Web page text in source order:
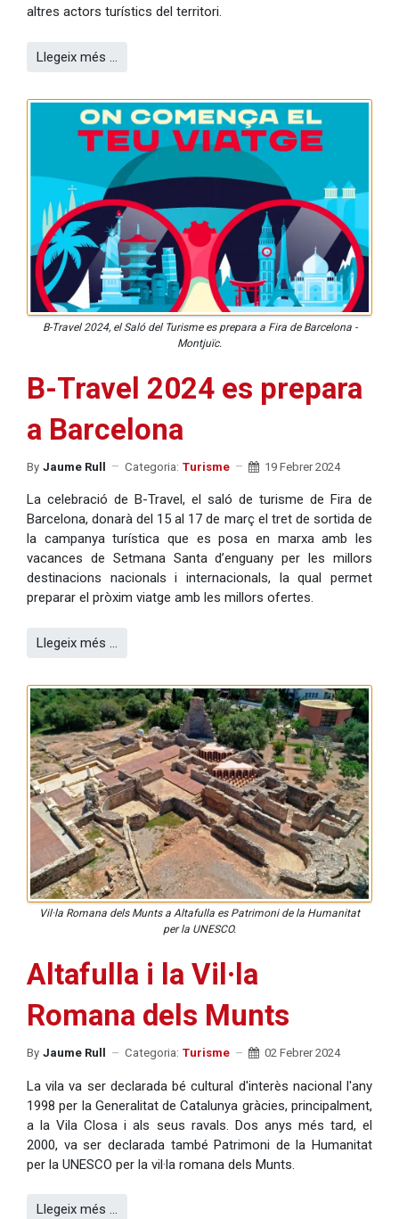
altres actors turístics del territori.
Llegeix més …
B-Travel 2024, el Saló del Turisme es prepara a Fira de Barcelona -
Montjuïc.
B-Travel 2024 es prepara
a Barcelona
By Jaume Rull Categoria: Turisme 19 Febrer 2024
La celebració de B-Travel, el saló de turisme de Fira de
Barcelona, donarà del 15 al 17 de març el tret de sortida de
la campanya turística que es posa en marxa amb les
vacances de Setmana Santa d’enguany per les millors
destinacions nacionals i internacionals, la qual permet
preparar el pròxim viatge amb les millors ofertes.
Llegeix més …
Vil·la Romana dels Munts a Altafulla es Patrimoni de la Humanitat
per la UNESCO.
Altafulla i la Vil·la
Romana dels Munts
By Jaume Rull Categoria: Turisme 02 Febrer 2024
La vila va ser declarada bé cultural d'interès nacional l'any
1998 per la Generalitat de Catalunya gràcies, principalment,
a la Vila Closa i als seus ravals. Dos anys més tard, el
2000, va ser declarada també Patrimoni de la Humanitat
per la UNESCO per la vil·la romana dels Munts.
Llegeix més …